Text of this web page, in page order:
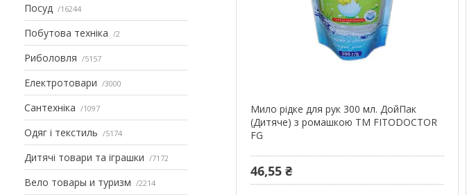
Посуд 16244
Побутова техніка 2
Риболовля 5157
Електротовари 3000
Сантехніка 1097
Одяг і текстиль 5174
Дитячі товари та іграшки 7172
Вело товары и туризм 2214
Мило рідке для рук 300 мл. ДойПак
(Дитяче) з ромашкою ТМ FITODOCTOR
FG
46,55 ₴